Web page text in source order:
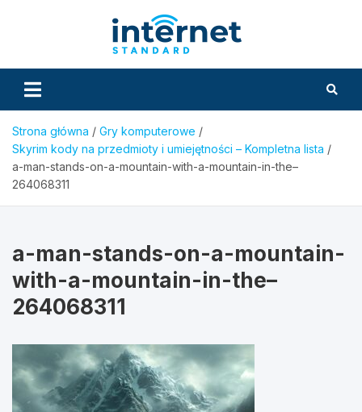
Strona główna
Gry komputerowe
Skyrim kody na przedmioty i umiejętności – Kompletna lista
a-man-stands-on-a-mountain-with-a-mountain-in-the–
264068311
a-man-stands-on-a-mountain-
with-a-mountain-in-the–
264068311